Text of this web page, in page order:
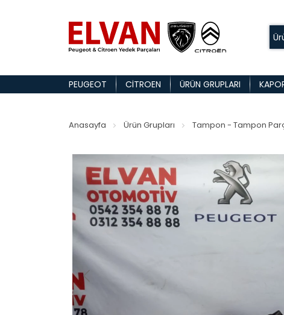
PEUGEOT CITROEN ÜRÜN GRUPLARI
Anasayfa Ürün Grupları Tampon - Tampon